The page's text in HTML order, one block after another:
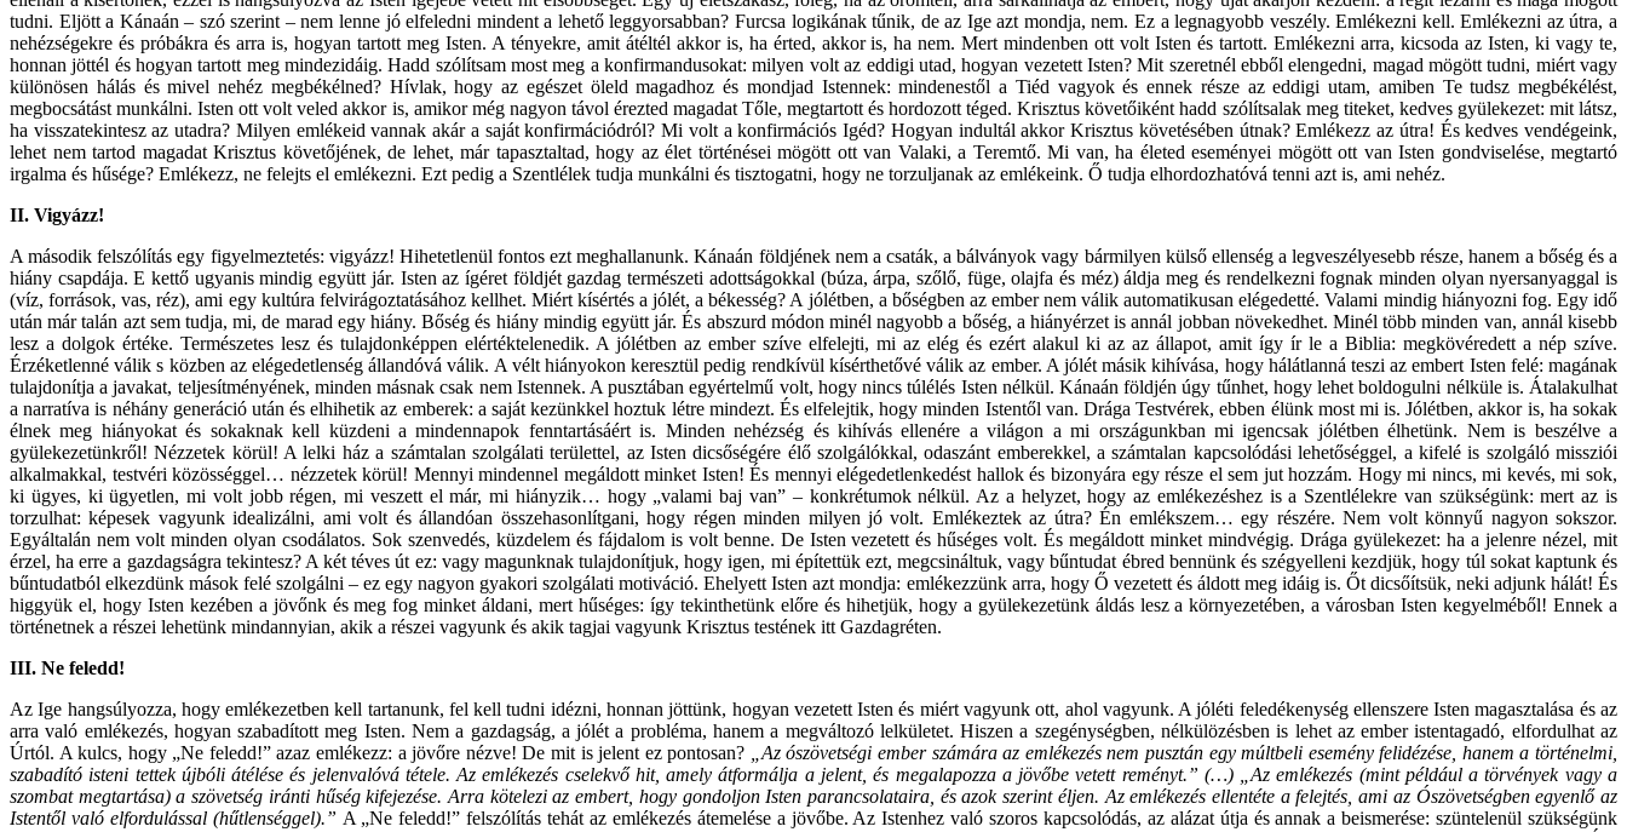
tudni. Eljött a Kánaán – szó szerint – nem lenne jó elfeledni mindent a lehető leggyorsabban? Furcsa logikának tűnik, de az Ige azt mondja, nem. Ez a legnagyobb veszély. Emlékezni kell. Emlékezni az útra, a
nehézségekre és próbákra és arra is, hogyan tartott meg Isten. A tényekre, amit átéltél akkor is, ha érted, akkor is, ha nem. Mert mindenben ott volt Isten és tartott. Emlékezni arra, kicsoda az Isten, ki vagy te,
honnan jöttél és hogyan tartott meg mindezidáig. Hadd szólítsam most meg a konfirmandusokat: milyen volt az eddigi utad, hogyan vezetett Isten? Mit szeretnél ebből elengedni, magad mögött tudni, miért vagy
különösen hálás és mivel nehéz megbékélned? Hívlak, hogy az egészet öleld magadhoz és mondjad Istennek: mindenestől a Tiéd vagyok és ennek része az eddigi utam, amiben Te tudsz megbékélést,
megbocsátást munkálni. Isten ott volt veled akkor is, amikor még nagyon távol érezted magadat Tőle, megtartott és hordozott téged. Krisztus követőiként hadd szólítsalak meg titeket, kedves gyülekezet: mit látsz,
ha visszatekintesz az utadra? Milyen emlékeid vannak akár a saját konfirmációdról? Mi volt a konfirmációs Igéd? Hogyan indultál akkor Krisztus követésében útnak? Emlékezz az útra! És kedves vendégeink,
lehet nem tartod magadat Krisztus követőjének, de lehet, már tapasztaltad, hogy az élet történései mögött ott van Valaki, a Teremtő. Mi van, ha életed eseményei mögött ott van Isten gondviselése, megtartó
irgalma és hűsége? Emlékezz, ne felejts el emlékezni. Ezt pedig a Szentlélek tudja munkálni és tisztogatni, hogy ne torzuljanak az emlékeink. Ő tudja elhordozhatóvá tenni azt is, ami nehéz.
II. Vigyázz!
A második felszólítás egy figyelmeztetés: vigyázz! Hihetetlenül fontos ezt meghallanunk. Kánaán földjének nem a csaták, a bálványok vagy bármilyen külső ellenség a legveszélyesebb része, hanem a bőség és a
hiány csapdája. E kettő ugyanis mindig együtt jár. Isten az ígéret földjét gazdag természeti adottságokkal (búza, árpa, szőlő, füge, olajfa és méz) áldja meg és rendelkezni fognak minden olyan nyersanyaggal is
(víz, források, vas, réz), ami egy kultúra felvirágoztatásához kellhet. Miért kísértés a jólét, a békesség? A jólétben, a bőségben az ember nem válik automatikusan elégedetté. Valami mindig hiányozni fog. Egy idő
után már talán azt sem tudja, mi, de marad egy hiány. Bőség és hiány mindig együtt jár. És abszurd módon minél nagyobb a bőség, a hiányérzet is annál jobban növekedhet. Minél több minden van, annál kisebb
lesz a dolgok értéke. Természetes lesz és tulajdonképpen elértéktelenedik. A jólétben az ember szíve elfelejti, mi az elég és ezért alakul ki az az állapot, amit így ír le a Biblia: megkövéredett a nép szíve.
Érzéketlenné válik s közben az elégedetlenség állandóvá válik. A vélt hiányokon keresztül pedig rendkívül kísérthetővé válik az ember. A jólét másik kihívása, hogy hálátlanná teszi az embert Isten felé: magának
tulajdonítja a javakat, teljesítményének, minden másnak csak nem Istennek. A pusztában egyértelmű volt, hogy nincs túlélés Isten nélkül. Kánaán földjén úgy tűnhet, hogy lehet boldogulni nélküle is. Átalakulhat
a narratíva is néhány generáció után és elhihetik az emberek: a saját kezünkkel hoztuk létre mindezt. És elfelejtik, hogy minden Istentől van. Drága Testvérek, ebben élünk most mi is. Jólétben, akkor is, ha sokak
élnek meg hiányokat és sokaknak kell küzdeni a mindennapok fenntartásáért is. Minden nehézség és kihívás ellenére a világon a mi országunkban mi igencsak jólétben élhetünk. Nem is beszélve a
gyülekezetünkről! Nézzetek körül! A lelki ház a számtalan szolgálati területtel, az Isten dicsőségére élő szolgálókkal, odaszánt emberekkel, a számtalan kapcsolódási lehetőséggel, a kifelé is szolgáló missziói
alkalmakkal, testvéri közösséggel… nézzetek körül! Mennyi mindennel megáldott minket Isten! És mennyi elégedetlenkedést hallok és bizonyára egy része el sem jut hozzám. Hogy mi nincs, mi kevés, mi sok,
ki ügyes, ki ügyetlen, mi volt jobb régen, mi veszett el már, mi hiányzik… hogy „valami baj van” – konkrétumok nélkül. Az a helyzet, hogy az emlékezéshez is a Szentlélekre van szükségünk: mert az is
torzulhat: képesek vagyunk idealizálni, ami volt és állandóan összehasonlítgani, hogy régen minden milyen jó volt. Emlékeztek az útra? Én emlékszem… egy részére. Nem volt könnyű nagyon sokszor.
Egyáltalán nem volt minden olyan csodálatos. Sok szenvedés, küzdelem és fájdalom is volt benne. De Isten vezetett és hűséges volt. És megáldott minket mindvégig. Drága gyülekezet: ha a jelenre nézel, mit
érzel, ha erre a gazdagságra tekintesz? A két téves út ez: vagy magunknak tulajdonítjuk, hogy igen, mi építettük ezt, megcsináltuk, vagy bűntudat ébred bennünk és szégyelleni kezdjük, hogy túl sokat kaptunk és
bűntudatból elkezdünk mások felé szolgálni – ez egy nagyon gyakori szolgálati motiváció. Ehelyett Isten azt mondja: emlékezzünk arra, hogy Ő vezetett és áldott meg idáig is. Őt dicsőítsük, neki adjunk hálát! És
higgyük el, hogy Isten kezében a jövőnk és meg fog minket áldani, mert hűséges: így tekinthetünk előre és hihetjük, hogy a gyülekezetünk áldás lesz a környezetében, a városban Isten kegyelméből! Ennek a
történetnek a részei lehetünk mindannyian, akik a részei vagyunk és akik tagjai vagyunk Krisztus testének itt Gazdagréten.
III. Ne feledd!
Az Ige hangsúlyozza, hogy emlékezetben kell tartanunk, fel kell tudni idézni, honnan jöttünk, hogyan vezetett Isten és miért vagyunk ott, ahol vagyunk. A jóléti feledékenység ellenszere Isten magasztalása és az
arra való emlékezés, hogyan szabadított meg Isten. Nem a gazdagság, a jólét a probléma, hanem a megváltozó lelkületet. Hiszen a szegénységben, nélkülözésben is lehet az ember istentagadó, elfordulhat az
Úrtól. A kulcs, hogy „Ne feledd!” azaz emlékezz: a jövőre nézve! De mit is jelent ez pontosan?
„Az ószövetségi ember számára az emlékezés nem pusztán egy múltbeli esemény felidézése, hanem a történelmi,
szabadító isteni tettek újbóli átélése és jelenvalóvá tétele. Az emlékezés cselekvő hit, amely átformálja a jelent, és megalapozza a jövőbe vetett reményt.” (…) „Az emlékezés (mint például a törvények vagy a
szombat megtartása) a szövetség iránti hűség kifejezése. Arra kötelezi az embert, hogy gondoljon Isten parancsolataira, és azok szerint éljen. Az emlékezés ellentéte a felejtés, ami az Ószövetségben egyenlő az
Istentől való elfordulással (hűtlenséggel).” A „Ne feledd!” felszólítás tehát az emlékezés átemelése a jövőbe. Az Istenhez való szoros kapcsolódás, az alázat útja és annak a beismerése: szüntelenül szükségünk